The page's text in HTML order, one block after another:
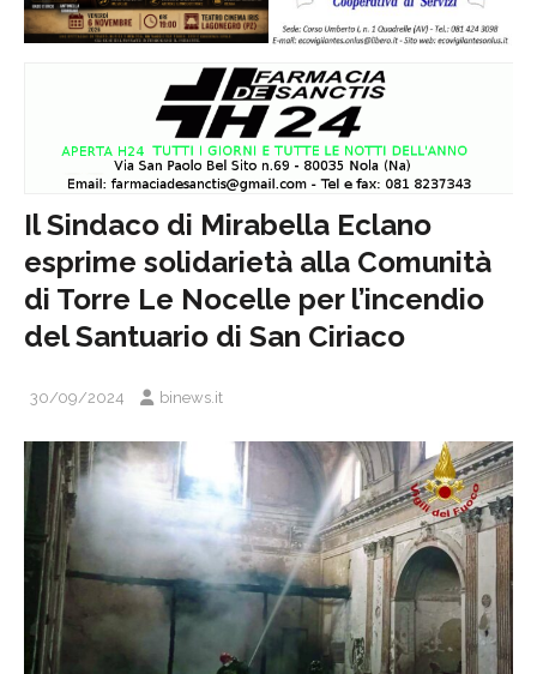
Il Sindaco di Mirabella Eclano
esprime solidarietà alla Comunità
di Torre Le Nocelle per l’incendio
del Santuario di San Ciriaco
30/09/2024 binews.it